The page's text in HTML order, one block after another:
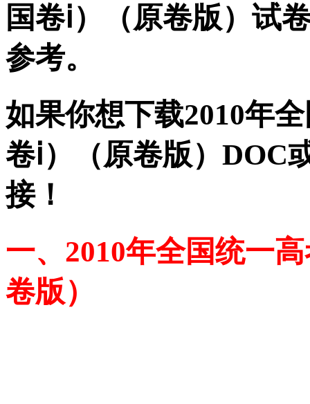
国卷ⅰ）（原卷版）试
参考。
如果你想下载2010年
卷ⅰ）（原卷版）DOC
接！
一、2010年全国统一
卷版）